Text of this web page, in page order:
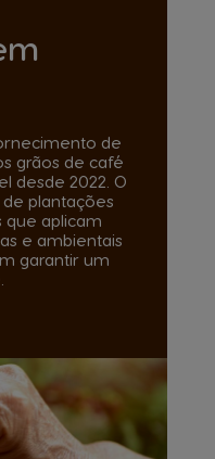
de
grãos de café
desde 2022. O
plantações
que aplicam
e ambientais
garantir um